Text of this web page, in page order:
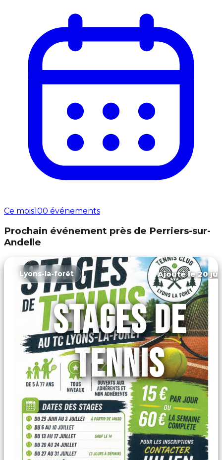
Ce mois100 événements
Prochain événement près de Perriers-sur-
Andelle
Lyons-la-forêt Ajouté le 20
STAGES DE
TENNIS